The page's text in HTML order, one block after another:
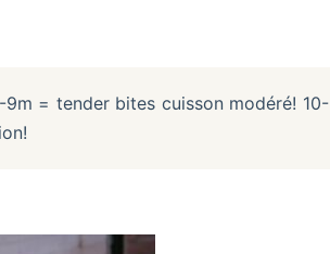
= tender bites cuisson modéré! 10-